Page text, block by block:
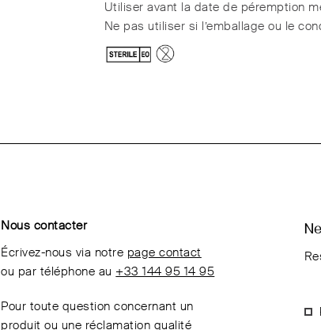
Utiliser avant la date de péremption
Ne pas utiliser si l’emballage ou le
Nous contacter
Écrivez-nous via notre page contact
ou par téléphone au +33 144 95 14 95
Pour toute question concernant un
produit ou une réclamation qualité